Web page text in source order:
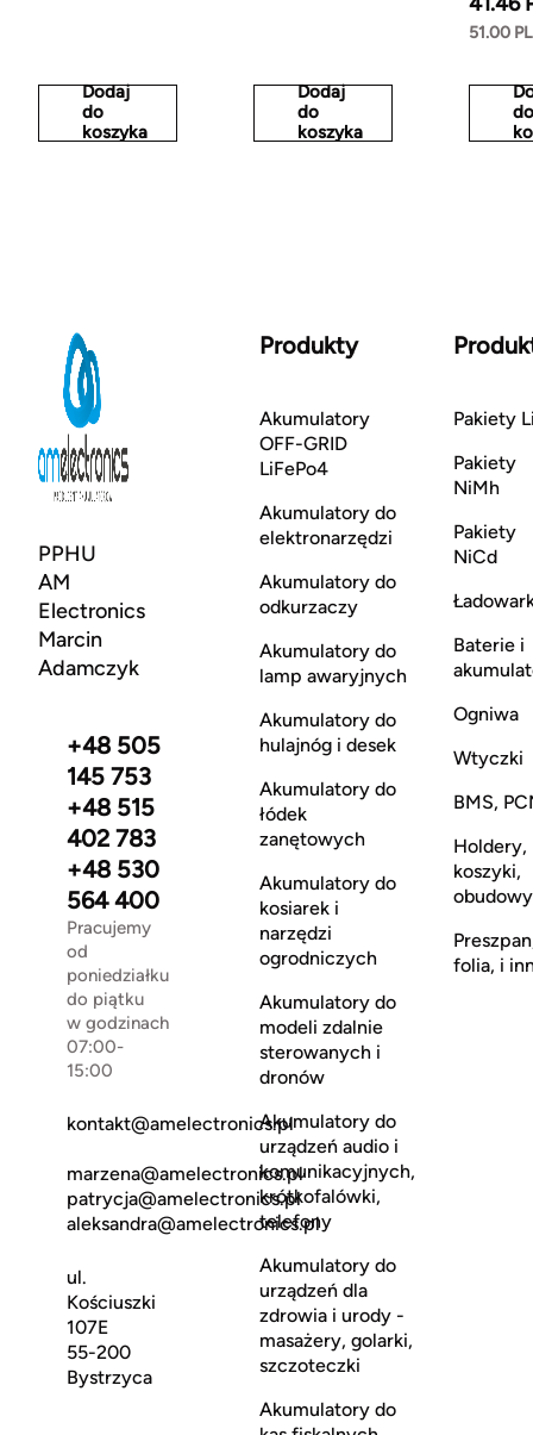
Dodaj
do
koszyka
Dodaj
do
koszyka
51.00
do
PPHU
AM
Electronics
Marcin
Adamczyk
+48 505
145 753
+48 515
402 783
+48 530
564 400
Pracujemy
od
poniedziałku
do piątku
w godzinach
07:00-
15:00
kontakt@amelectronics.pl
marzena@amelectronics.pl
patrycja@amelectronics.pl
aleksandra@amelectronics.pl
ul.
Kościuszki
107E
55-200
Bystrzyca
Produkty
Akumulatory
OFF-GRID
LiFePo4
Akumulatory do
elektronarzędzi
Akumulatory do
odkurzaczy
Akumulatory do
lamp awaryjnych
Akumulatory do
hulajnóg i desek
Akumulatory do
łódek
zanętowych
Akumulatory do
kosiarek i
narzędzi
ogrodniczych
Akumulatory do
modeli zdalnie
sterowanych i
dronów
Akumulatory do
urządzeń audio i
komunikacyjnych,
krótkofalówki,
telefony
Akumulatory do
urządzeń dla
zdrowia i urody -
masażery, golarki,
szczoteczki
Akumulatory do
Pakiety
Pakiety
NiMh
Pakiety
NiCd
Baterie i
Ogniwa
Wtyczki
BMS,
Holdery,
koszyki,
obudowy
folia, i